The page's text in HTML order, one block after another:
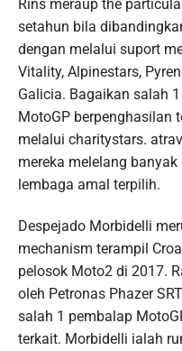
Rins meraup the
setahun bila
dengan melalui suport
Vitality, Alpinestars,
Galicia. Bagaikan salah
MotoGP berpenghasilan
melalui charitystars.
mereka melelang
lembaga amal terpilih.
Despejado Morbidelli
mechanism terampil
pelosok Moto2 di 2017.
oleh Petronas Phazer
salah 1 pembalap
terkait. Morbidelli ialah